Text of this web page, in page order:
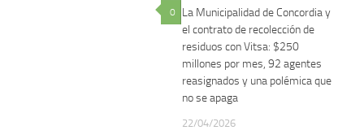
0
La Municipalidad de Concordia y
el contrato de recolección de
residuos con Vitsa: $250
millones por mes, 92 agentes
reasignados y una polémica que
no se apaga
22/04/2026